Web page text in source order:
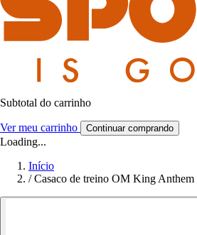
Subtotal do carrinho
Ver meu carrinho Continuar comprando
Loading...
Início
/ Casaco de treino OM King Anthem